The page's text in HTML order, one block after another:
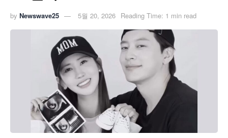
by Newswave25 5월 20, 2026 Reading Time: 1 min read